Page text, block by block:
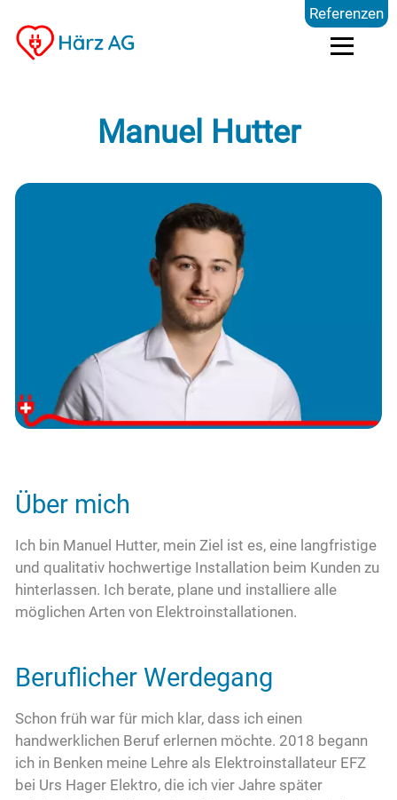
Dienstleistungen
Kompetenzen
Referenzen
Über uns
Kontakt
Manuel Hutter
Über mich
Ich bin Manuel Hutter, mein Ziel ist es, eine langfristige
und qualitativ hochwertige Installation beim Kunden zu
hinterlassen. Ich berate, plane und installiere alle
möglichen Arten von Elektroinstallationen.
Beruflicher Werdegang
Schon früh war für mich klar, dass ich einen
handwerklichen Beruf erlernen möchte. 2018 begann
ich in Benken meine Lehre als Elektroinstallateur EFZ
bei Urs Hager Elektro, die ich vier Jahre später
Referenzen